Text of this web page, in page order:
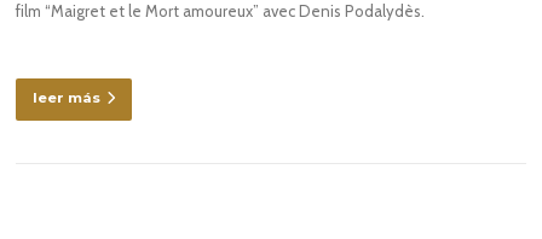
film “Maigret et le Mort amoureux” avec Denis Podalydès.
leer más